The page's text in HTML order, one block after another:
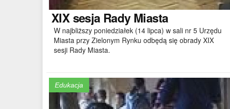
XIXsesja Rady Miasta
W najbliższy poniedziałek (14 lipca) w sali nr 5 Urzędu
Miasta przy Zielonym Rynku odbędą się obrady XIX
sesji Rady Miasta.
Edukacja